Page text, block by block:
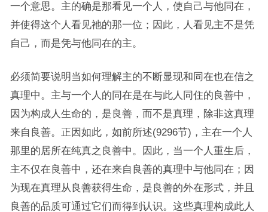
一个意思。主的确是那看见一个人，使自己与他同在，
并使得这个人看见祂的那一位；因此，人看见主不是凭
自己，而是凭与他同在的主。
必须简要说明当如何理解主的不断显现和同在也在信之
真理中。主与一个人的同在是在与此人同住的良善中，
因为构成人生命的，是良善，而不是真理，除非这真理
来自良善。正因如此，如前所述(9296节)，主在一个人
那里的居所在纯真之良善中。因此，当一个人重生后，
主不仅在良善中，还在来自良善的真理中与他同在；因
为现在真理从良善获得生命，是良善的外在形式，并且
良善的品质可通过它们而得到认识。这些真理构成此人